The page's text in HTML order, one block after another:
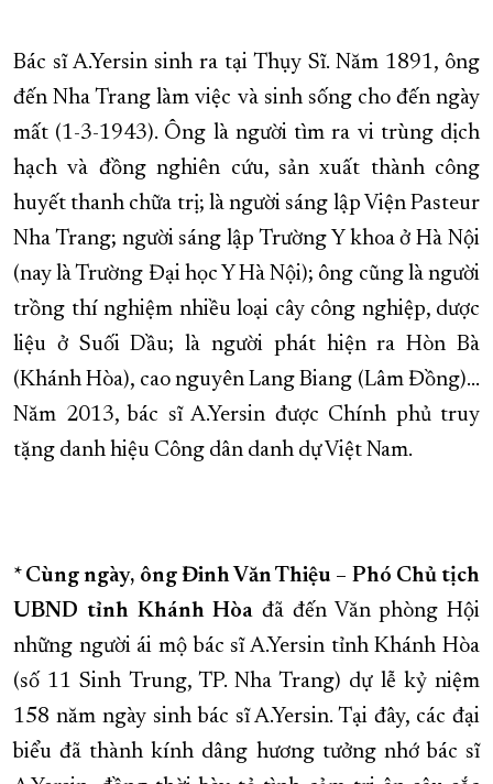
Bác sĩ A.Yersin sinh ra tại Thụy Sĩ. Năm 1891, ông
đến Nha Trang làm việc và sinh sống cho đến ngày
mất (1-3-1943). Ông là người tìm ra vi trùng dịch
hạch và đồng nghiên cứu, sản xuất thành công
huyết thanh chữa trị; là người sáng lập Viện Pasteur
Nha Trang; người sáng lập Trường Y khoa ở Hà Nội
(nay là Trường Đại học Y Hà Nội); ông cũng là người
trồng thí nghiệm nhiều loại cây công nghiệp, dược
liệu ở Suối Dầu; là người phát hiện ra Hòn Bà
(Khánh Hòa), cao nguyên Lang Biang (Lâm Đồng)…
Năm 2013, bác sĩ A.Yersin được Chính phủ truy
tặng danh hiệu Công dân danh dự Việt Nam.
* Cùng ngày, ông Đinh Văn Thiệu – Phó Chủ tịch
UBND tỉnh Khánh Hòa đã đến Văn phòng Hội
những người ái mộ bác sĩ A.Yersin tỉnh Khánh Hòa
(số 11 Sinh Trung, TP. Nha Trang) dự lễ kỷ niệm
158 năm ngày sinh bác sĩ A.Yersin. Tại đây, các đại
biểu đã thành kính dâng hương tưởng nhớ bác sĩ